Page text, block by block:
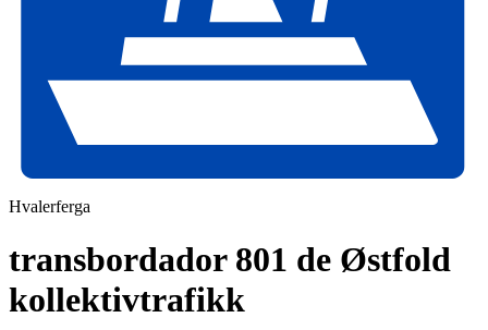
Hvalerferga
transbordador 801 de Østfold
kollektivtrafikk